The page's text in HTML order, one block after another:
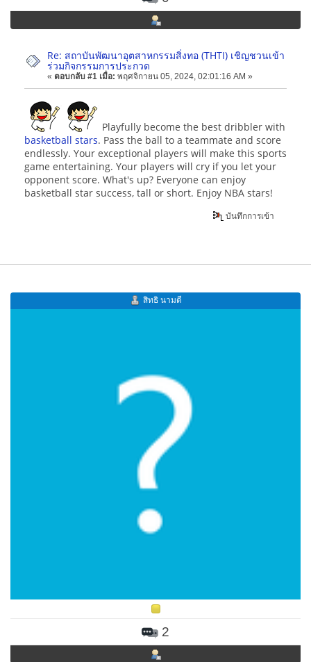
Re: สถาบันพัฒนาอุตสาหกรรมสิ่งทอ (THTI) เชิญชวนเข้า
ร่วมกิจกรรมการประกวด
« ตอบกลับ #1 เมื่อ: พฤศจิกายน 05, 2024, 02:01:16 AM »
Playfully become the best dribbler with
basketball stars. Pass the ball to a teammate and score
endlessly. Your exceptional players will make this sports
game entertaining. Your players will cry if you let your
opponent score. What's up? Everyone can enjoy
basketball star success, tall or short. Enjoy NBA stars!
บันทึกการเข้า
สิทธิ นามดี
2